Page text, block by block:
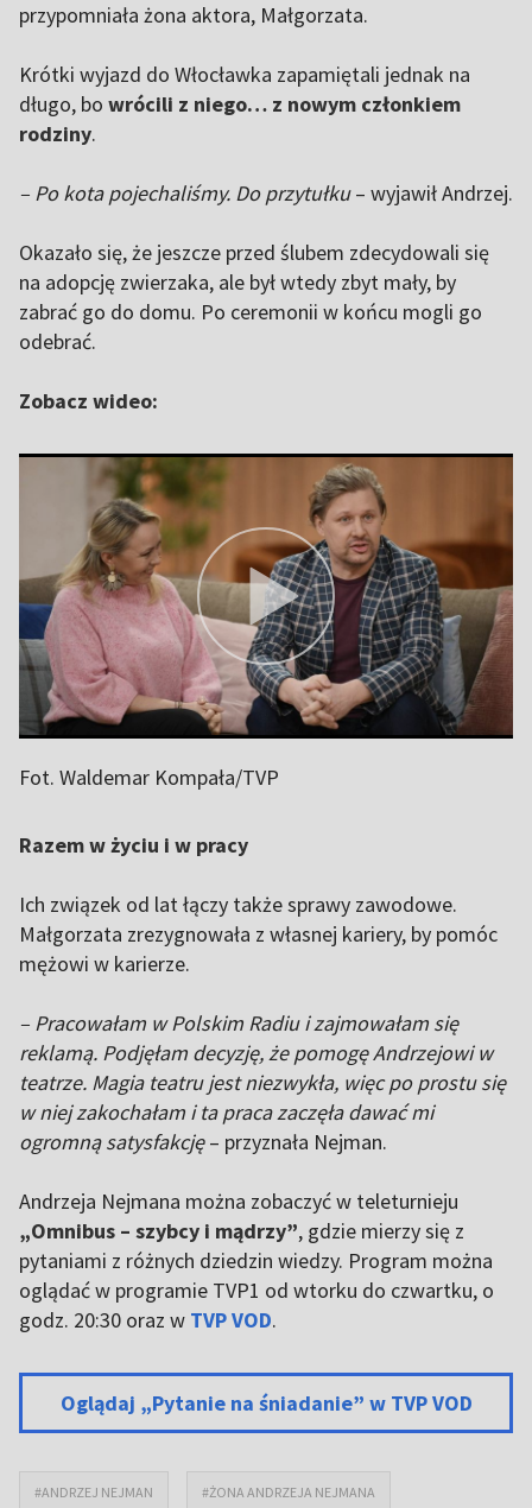
przypomniała żona aktora, Małgorzata.
Krótki wyjazd do Włocławka zapamiętali jednak na
długo, bo wrócili z niego… z nowym członkiem
rodziny.
– Po kota pojechaliśmy. Do przytułku– wyjawił Andrzej.
Okazało się, że jeszcze przed ślubem zdecydowali się
na adopcję zwierzaka, ale był wtedy zbyt mały, by
zabrać go do domu. Po ceremonii w końcu mogli go
odebrać.
Zobacz wideo:
Fot. Waldemar Kompała/TVP
Razem w życiu i w pracy
Ich związek od lat łączy także sprawy zawodowe.
Małgorzata zrezygnowała z własnej kariery, by pomóc
mężowi w karierze.
– Pracowałam w Polskim Radiu i zajmowałam się
reklamą. Podjęłam decyzję, że pomogę Andrzejowi w
teatrze. Magia teatru jest niezwykła, więc po prostu się
w niej zakochałam i ta praca zaczęła dawać mi
ogromną satysfakcję– przyznała Nejman.
Andrzeja Nejmana można zobaczyć w teleturnieju
„Omnibus – szybcy i mądrzy”, gdzie mierzy się z
pytaniami z różnych dziedzin wiedzy. Program można
oglądać w programie TVP1 od wtorku do czwartku, o
godz. 20:30 oraz w TVP VOD.
Oglądaj „Pytanie na śniadanie” w TVP VOD
#ANDRZEJ NEJMAN #ŻONA ANDRZEJA NEJMANA